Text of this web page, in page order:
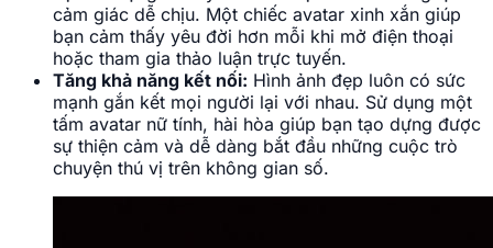
cảm giác dễ chịu. Một chiếc avatar xinh xắn giúp
bạn cảm thấy yêu đời hơn mỗi khi mở điện thoại
hoặc tham gia thảo luận trực tuyến.
Tăng khả năng kết nối: Hình ảnh đẹp luôn có sức
mạnh gắn kết mọi người lại với nhau. Sử dụng một
tấm avatar nữ tính, hài hòa giúp bạn tạo dựng được
sự thiện cảm và dễ dàng bắt đầu những cuộc trò
chuyện thú vị trên không gian số.